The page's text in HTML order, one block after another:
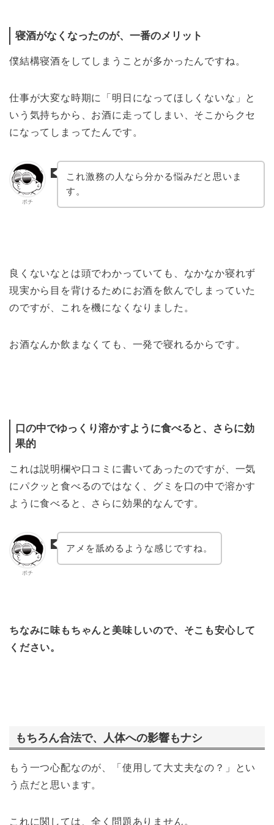
寝酒がなくなったのが、一番のメリット
僕結構寝酒をしてしまうことが多かったんですね。
仕事が大変な時期に「明日になってほしくないな」と
いう気持ちから、お酒に走ってしまい、そこからクセ
になってしまってたんです。
ポチ
これ激務の人なら分かる悩みだと思いま
す。
良くないなとは頭でわかっていても、なかなか寝れず
現実から目を背けるためにお酒を飲んでしまっていた
のですが、これを機になくなりました。
お酒なんか飲まなくても、一発で寝れるからです。
口の中でゆっくり溶かすように食べると、さらに効
果的
これは説明欄や口コミに書いてあったのですが、一気
にパクッと食べるのではなく、グミを口の中で溶かす
ように食べると、さらに効果的なんです。
ポチ
アメを舐めるような感じですね。
ちなみに味もちゃんと美味しいので、そこも安心して
ください。
もちろん合法で、人体への影響もナシ
もう一つ心配なのが、「使用して大丈夫なの？」とい
う点だと思います。
これに関しては、全く問題ありません。